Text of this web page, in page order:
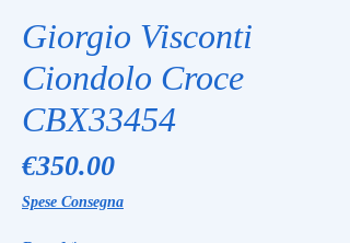
Giorgio Visconti
Ciondolo Croce
CBX33454
€350.00Price
Spese Consegna